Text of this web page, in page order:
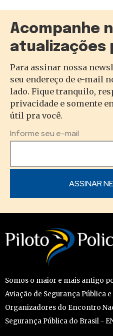
Acompanhe
atualizações
Para assinar nossa
seu endereço de e-mail
lado. Fique tranquilo,
privacidade e somente
útil pra você.
Informe seu e-mail
Somos o maior e mais antigo
Aviação de Segurança Pública
Organizadores do Encontro
Segurança Pública do Brasil -